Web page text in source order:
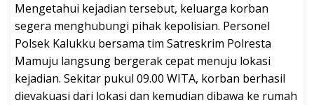
Mengetahui kejadian tersebut, keluarga korban
segera menghubungi pihak kepolisian. Personel
Polsek Kalukku bersama tim Satreskrim Polresta
Mamuju langsung bergerak cepat menuju lokasi
kejadian. Sekitar pukul 09.00 WITA, korban berhasil
dievakuasi dari lokasi dan kemudian dibawa ke rumah